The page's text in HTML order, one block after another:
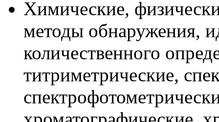
Химические,
методы обнаружения,
количественного
титриметрические,